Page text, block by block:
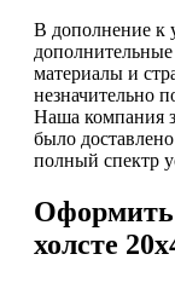
В дополнение к
материалы и
незначительно
Наша компания
было
полный спектр
Оформить
холсте